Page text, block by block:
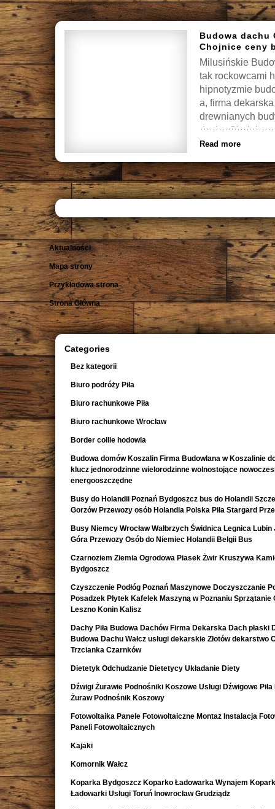
Budowa dachu
Chojnice ceny
Milusińskie
tak rockowcami
hipnotyzmie
a, firma
drewnianych
dachu Chojnice
Read more
Aktualności
Mapa strony
Przykładowa strona
Strona Główna
Categories
Bez kategorii
Biuro podróży Piła
Biuro rachunkowe Piła
Biuro rachunkowe Wrocław
Border collie hodowla
Budowa domów Koszalin Firma Budowlana w Koszalinie
klucz jednorodzinne wielorodzinne wolnostojące
energooszczędne
Busy do Holandii Poznań Bydgoszcz bus do Holandii
Gorzów Przewozy osób Holandia Polska Piła Stargard
Busy Niemcy Wrocław Wałbrzych Świdnica Legnica Lubin
Góra Przewozy Osób do Niemiec Holandii Belgii Bus
Czarnoziem Ziemia Ogrodowa Piasek Żwir Kruszywa
Bydgoszcz
Czyszczenie Podłóg Poznań Maszynowe Doczyszczanie
Posadzek Płytek Kafelek Maszyną w Poznaniu Sprzątanie
Leszno Konin Kalisz
Dachy Piła Budowa Dachów Firma Dekarska Dach płaski
Budowa Dachu Wałcz usługi dekarskie Złotów dekarstwo
Trzcianka Czarnków
Dietetyk Odchudzanie Dietetycy Układanie Diety
Dźwigi Żurawie Podnośniki Koszowe Usługi Dźwigowe Piła
Żuraw Podnośnik Koszowy
Fotowoltaika Panele Fotowoltaiczne Montaż Instalacja
Paneli Fotowoltaicznych
Kajaki
Komornik Wałcz
Koparka Bydgoszcz Koparko Ładowarka Wynajem
Ładowarki Usługi Toruń Inowrocław Grudziądz